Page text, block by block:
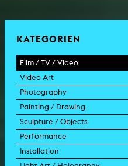
KATEGORIEN
Film / TV / Video
feature film
documentary
documentary drama
animation film
experimental film
TV format
Video Art
experimental film
video work
video performance
video installation
video sculpture
Photography
photographic work
photographic documentation
photographic installation
Painting / Drawing
painting
drawing
collage
Sculpture / Objects
sculpture
object
Performance
intervention
Installation